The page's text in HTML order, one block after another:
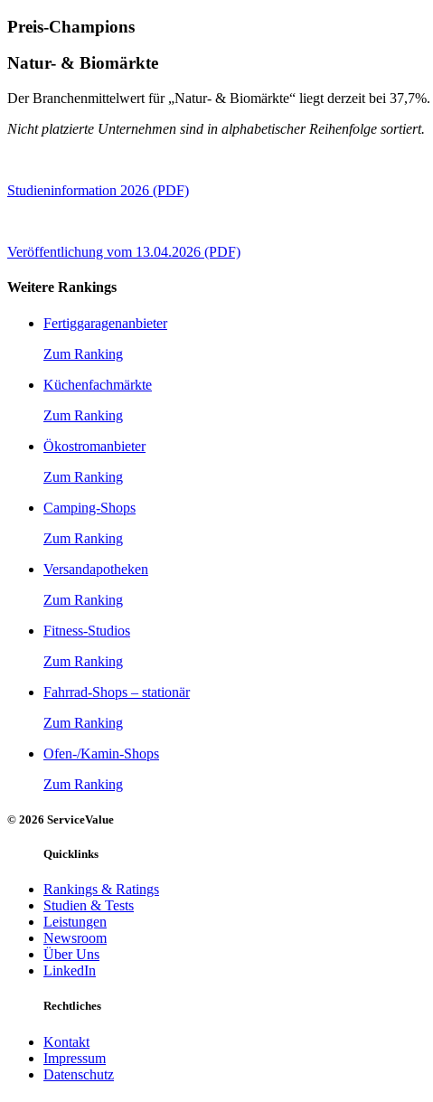
Preis-Champions
Natur- & Biomärkte
Der Branchenmittelwert für „Natur- & Biomärkte“ liegt derzeit bei
Nicht platzierte Unternehmen sind in alphabetischer Reihenfolge sortiert.
Studieninformation 2026 (PDF)
Veröffentlichung vom 13.04.2026 (PDF)
Weitere Rankings
Fertiggaragenanbieter
Zum Ranking
Küchenfachmärkte
Zum Ranking
Ökostromanbieter
Zum Ranking
Camping-Shops
Zum Ranking
Versandapotheken
Zum Ranking
Fitness-Studios
Zum Ranking
Fahrrad-Shops – stationär
Zum Ranking
Ofen-/Kamin-Shops
Zum Ranking
© 2026 ServiceValue
Quicklinks
Rankings & Ratings
Studien & Tests
Leistungen
Newsroom
Über Uns
LinkedIn
Rechtliches
Kontakt
Impressum
Datenschutz